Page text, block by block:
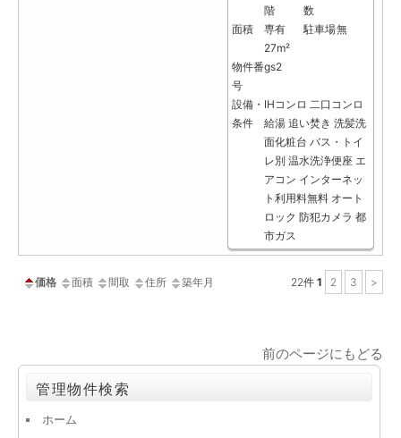
階
数
面積
専有
27m²
駐車場無
物件番
号
gs2
設備・
条件
IHコンロ 二口コンロ
給湯 追い焚き 洗髪洗
面化粧台 バス・トイ
レ別 温水洗浄便座 エ
アコン インターネッ
ト利用料無料 オート
ロック 防犯カメラ 都
市ガス
価格 面積 間取 住所 築年月 22件 1 2 3 >
前のページにもどる
管理物件検索
ホーム